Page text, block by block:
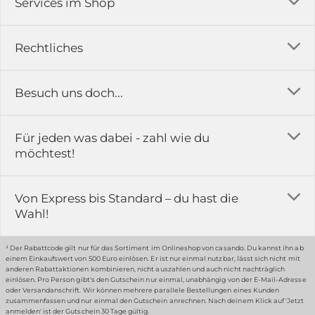
Rechtliches
Impressum
Rückgabe & Reklamation
Widerrufsrecht
Datenschutz-Einstellung
Erklärung zur Barrierefreiheit
Versandkosten
Erfahrungsberichte & Bewertungen
Kontakt
Karriere
Gewerbekunden
Grounding Page
Besuch uns doch...
in der Ausstellung...
51789 Lindlar
Hinweis:
… oder in unserem Fachmarkt
Für jeden was dabei - zahl wie du
möchtest!
Von Express bis Standard – du hast die
Wahl!
¹ Der Rabattcode gilt nur für das Sortiment im Onlineshop von casando. Du kannst ihn ab
einem Einkaufswert von 500 Euro einlösen. Er ist nur einmal nutzbar, lässt sich nicht mit
anderen Rabattaktionen kombinieren, nicht auszahlen und auch nicht nachträglich
einlösen. Pro Person gibt's den Gutschein nur einmal, unabhängig von der E-Mail-Adresse
oder Versandanschrift. Wir können mehrere parallele Bestellungen eines Kunden
zusammenfassen und nur einmal den Gutschein anrechnen. Nach deinem Klick auf 'Jetzt
anmelden' ist der Gutschein 30 Tage gültig.